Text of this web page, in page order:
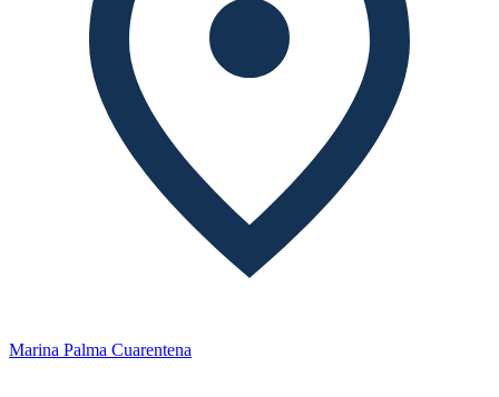
Marina Palma Cuarentena